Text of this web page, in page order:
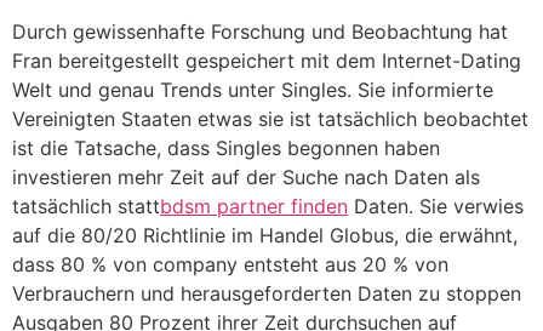
Durch gewissenhafte Forschung und Beobachtung hat
Fran bereitgestellt gespeichert mit dem Internet-Dating
Welt und genau Trends unter Singles. Sie informierte
Vereinigten Staaten etwas sie ist tatsächlich beobachtet
ist die Tatsache, dass Singles begonnen haben
investieren mehr Zeit auf der Suche nach Daten als
tatsächlich stattbdsm partner finden Daten. Sie verwies
auf die 80/20 Richtlinie im Handel Globus, die erwähnt,
dass 80 % von company entsteht aus 20 % von
Verbrauchern und herausgeforderten Daten zu stoppen
Ausgaben 80 Prozent ihrer Zeit durchsuchen auf